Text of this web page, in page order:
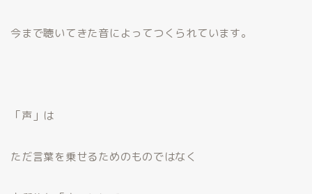
今まで聴いてきた音によってつくられています。
「声」は
ただ言葉を乗せるためのものではなく